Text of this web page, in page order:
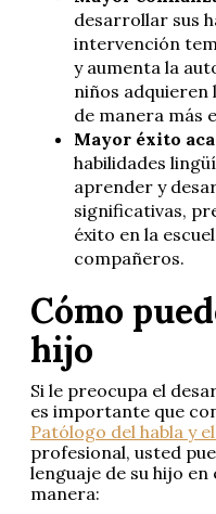
desarrollar sus
intervención
y aumenta la
niños adquieren
de manera más
Mayor éxito
habilidades
aprender y
significativas,
éxito en la
compañeros.
Cómo
hijo
Si le preocupa el
es importante que
Patólogo del habla y
profesional, usted
lenguaje de su hijo
manera: